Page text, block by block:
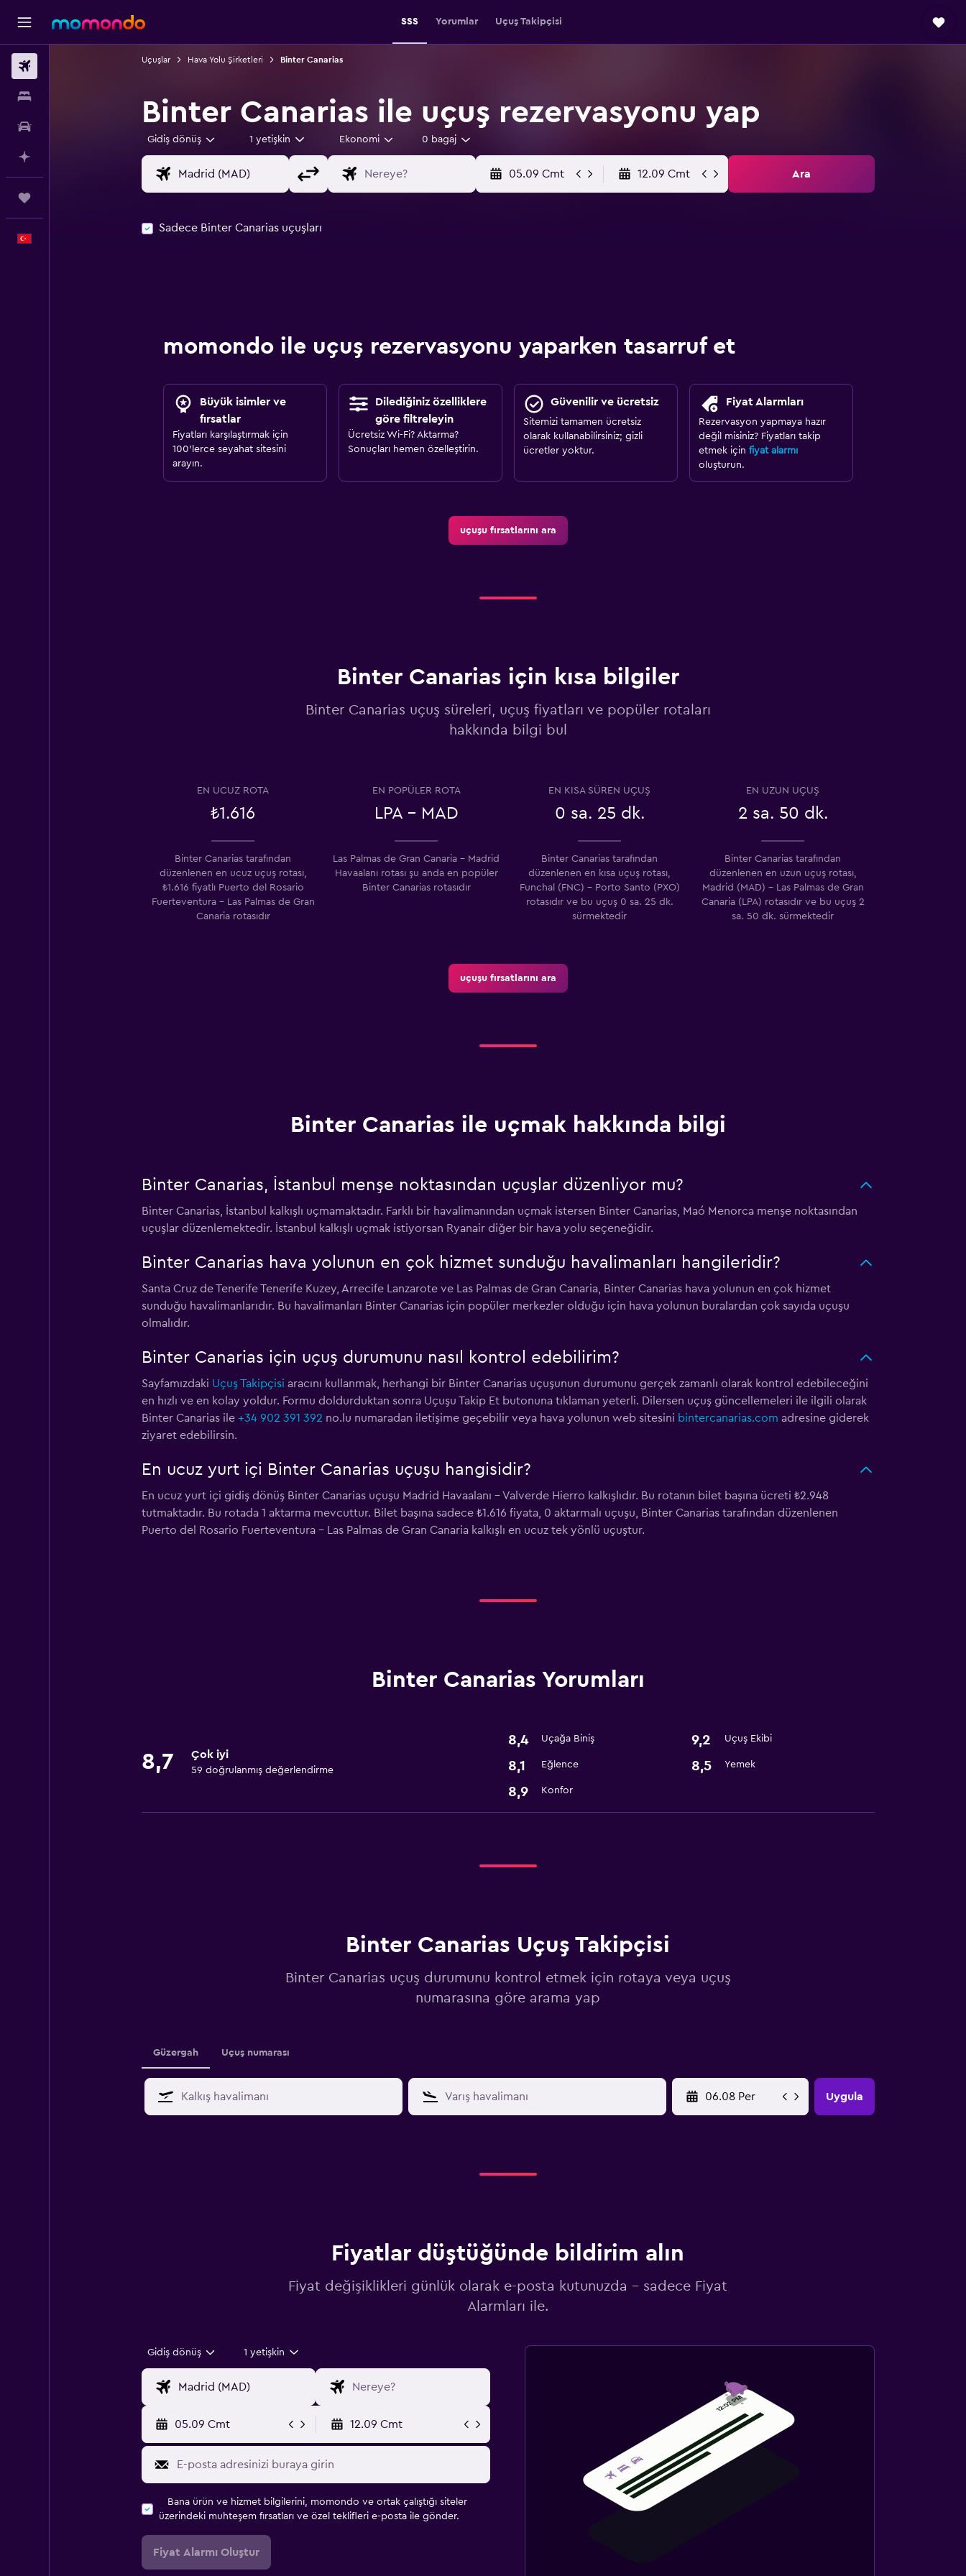
SSS Yorumlar Uçuş Takipçisi
Uçuşlar Hava Yolu Şirketleri Binter Canarias
Binter Canarias ile uçuş rezervasyonu yap
Gidiş dönüş 1 yetişkin Ekonomi 0 bagaj
05.09 Cmt 12.09 Cmt Ara
Sadece Binter Canarias uçuşları
momondo ile uçuş rezervasyonu yaparken tasarruf et
Büyük isimler ve
fırsatlar
Fiyatları karşılaştırmak için
100'lerce seyahat sitesini
arayın.
Dilediğiniz özelliklere
göre filtreleyin
Ücretsiz Wi-Fi? Aktarma?
Sonuçları hemen özelleştirin.
Güvenilir ve ücretsiz
Sitemizi tamamen ücretsiz
olarak kullanabilirsiniz; gizli
ücretler yoktur.
Fiyat Alarmları
Rezervasyon yapmaya hazır
değil misiniz? Fiyatları takip
etmek için fiyat alarmı
oluşturun.
uçuşu fırsatlarını ara
Binter Canarias için kısa bilgiler
Binter Canarias uçuş süreleri, uçuş fiyatları ve popüler rotaları
hakkında bilgi bul
EN UCUZ ROTA
₺1.616
EN POPÜLER ROTA
LPA - MAD
EN KISA SÜREN UÇUŞ
0 sa. 25 dk.
EN UZUN UÇUŞ
2 sa. 50 dk.
Binter Canarias tarafından
düzenlenen en ucuz uçuş rotası,
₺1.616 fiyatlı Puerto del Rosario
Fuerteventura - Las Palmas de Gran
Canaria rotasıdır
Las Palmas de Gran Canaria - Madrid
Havaalanı rotası şu anda en popüler
Binter Canarias rotasıdır
Binter Canarias tarafından
düzenlenen en kısa uçuş rotası,
Funchal (FNC) - Porto Santo (PXO)
rotasıdır ve bu uçuş 0 sa. 25 dk.
sürmektedir
Binter Canarias tarafından
düzenlenen en uzun uçuş rotası,
Madrid (MAD) - Las Palmas de Gran
Canaria (LPA) rotasıdır ve bu uçuş 2
sa. 50 dk. sürmektedir
uçuşu fırsatlarını ara
Binter Canarias ile uçmak hakkında bilgi
Binter Canarias, İstanbul menşe noktasından uçuşlar düzenliyor mu?
Binter Canarias, İstanbul kalkışlı uçmamaktadır. Farklı bir havalimanından uçmak istersen Binter Canarias, Maó Menorca menşe noktasından
uçuşlar düzenlemektedir. İstanbul kalkışlı uçmak istiyorsan Ryanair diğer bir hava yolu seçeneğidir.
Binter Canarias hava yolunun en çok hizmet sunduğu havalimanları hangileridir?
Santa Cruz de Tenerife Tenerife Kuzey, Arrecife Lanzarote ve Las Palmas de Gran Canaria, Binter Canarias hava yolunun en çok hizmet
sunduğu havalimanlarıdır. Bu havalimanları Binter Canarias için popüler merkezler olduğu için hava yolunun buralardan çok sayıda uçuşu
olmalıdır.
Binter Canarias için uçuş durumunu nasıl kontrol edebilirim?
Sayfamızdaki Uçuş Takipçisi aracını kullanmak, herhangi bir Binter Canarias uçuşunun durumunu gerçek zamanlı olarak kontrol edebileceğini
en hızlı ve en kolay yoldur. Formu doldurduktan sonra Uçuşu Takip Et butonuna tıklaman yeterli. Dilersen uçuş güncellemeleri ile ilgili olarak
Binter Canarias ile +34 902 391 392 no.lu numaradan iletişime geçebilir veya hava yolunun web sitesini bintercanarias.com adresine giderek
ziyaret edebilirsin.
En ucuz yurt içi Binter Canarias uçuşu hangisidir?
En ucuz yurt içi gidiş dönüş Binter Canarias uçuşu Madrid Havaalanı - Valverde Hierro kalkışlıdır. Bu rotanın bilet başına ücreti ₺2.948
tutmaktadır. Bu rotada 1 aktarma mevcuttur. Bilet başına sadece ₺1.616 fiyata, 0 aktarmalı uçuşu, Binter Canarias tarafından düzenlenen
Puerto del Rosario Fuerteventura - Las Palmas de Gran Canaria kalkışlı en ucuz tek yönlü uçuştur.
Binter Canarias Yorumları
8,7 Çok iyi
59 doğrulanmış değerlendirme
8,4 Uçağa Biniş 9,2 Uçuş Ekibi
8,1 Eğlence 8,5 Yemek
8,9 Konfor
Binter Canarias Uçuş Takipçisi
Binter Canarias uçuş durumunu kontrol etmek için rotaya veya uçuş
numarasına göre arama yap
Güzergah Uçuş numarası
Uygula
Fiyatlar düştüğünde bildirim alın
Fiyat değişiklikleri günlük olarak e-posta kutunuzda - sadece Fiyat
Alarmları ile.
Gidiş dönüş 1 yetişkin
05.09 Cmt 12.09 Cmt
Bana ürün ve hizmet bilgilerini, momondo ve ortak çalıştığı siteler
üzerindeki muhteşem fırsatları ve özel teklifleri e-posta ile gönder.
Fiyat Alarmı Oluştur